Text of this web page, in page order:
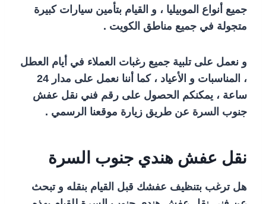
جميع أنواع الموبيليا ، و القيام بتأمين سيارات كبيرة
متجولة في جميع مناطق الكويت .
و نعمل على تلبية جميع رغبات العملاء في أيام العطل
، المناسبات و الأعياد ، كما أننا نعمل على مدار 24
ساعة ، يمكنكم الحصول على رقم فني نقل عفش
جنوب السرة عن طريق زيارة موقعنا الرسمي .
نقل عفش هندي جنوب السرة
هل ترغب بتنظيف عفشك قبل القيام بنقله و تبحث